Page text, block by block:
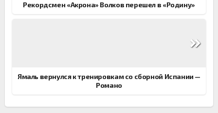
Рекордсмен «Акрона» Волков перешел в «Родину»
Ямаль вернулся к тренировкам со сборной Испании —
Романо